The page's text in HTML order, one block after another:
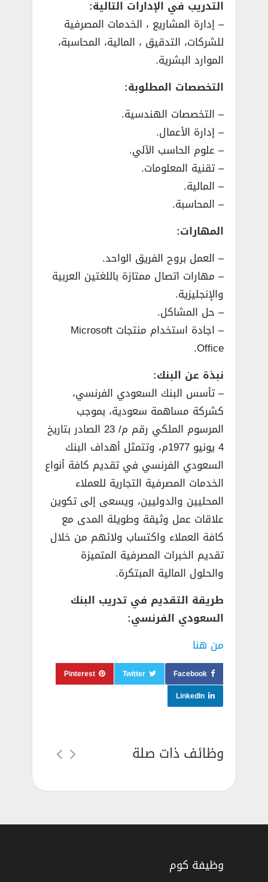
التدريب في الإدارات التالية:
– إدارة المشاريع ، الخدمات المصرفية
للشركات، التدقيق ، المالية، المحاسبة،
الموارد البشرية.
التخصصات المطلوبة:
– التخصصات الهندسية.
– إدارة الأعمال.
– علوم الحاسب الآلي.
– تقنية المعلومات.
– المالية.
– المحاسبة.
المهارات:
– العمل بروح الفريق الواحد.
– مهارات اتصال ممتازة باللغتين العربية
والإنجليزية.
– حل المشاكل.
– اجادة استخدام منتجات Microsoft
Office.
نبذة عن البنك:
– تأسس البنك السعودي الفرنسي،
كشركة مساهمة سعودية، بموجب
المرسوم الملكي رقم م/ 23 الصادر بتاريخ
4 يونيو 1977م، وتتمثل أهداف البنك
السعودي الفرنسي في تقديم كافة أنواع
الخدمات المصرفية التجارية للعملاء
المحليين والدوليين، ويسعى إلى تكوين
علاقات عمل وثيقة وطويلة المدى مع
كافة العملاء واكتساب ولائهم من خلال
تقديم الخبرات المصرفية المتميزة
والحلول المالية المبتكرة.
طريقة التقديم في تدريب البنك
السعودي الفرنسي:
من هنا
Facebook
Twitter
Pinterest
LinkedIn
وظائف ذات صلة
وظيفة كوم